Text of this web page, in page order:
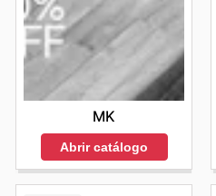
MK
Abrir catálogo